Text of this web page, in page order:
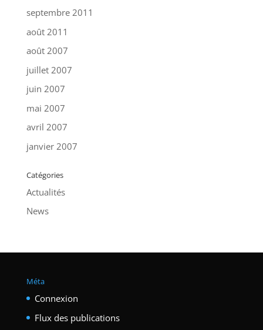
septembre 2011
août 2011
août 2007
juillet 2007
juin 2007
mai 2007
avril 2007
janvier 2007
Catégories
Actualités
News
Méta
Connexion
Flux des publications